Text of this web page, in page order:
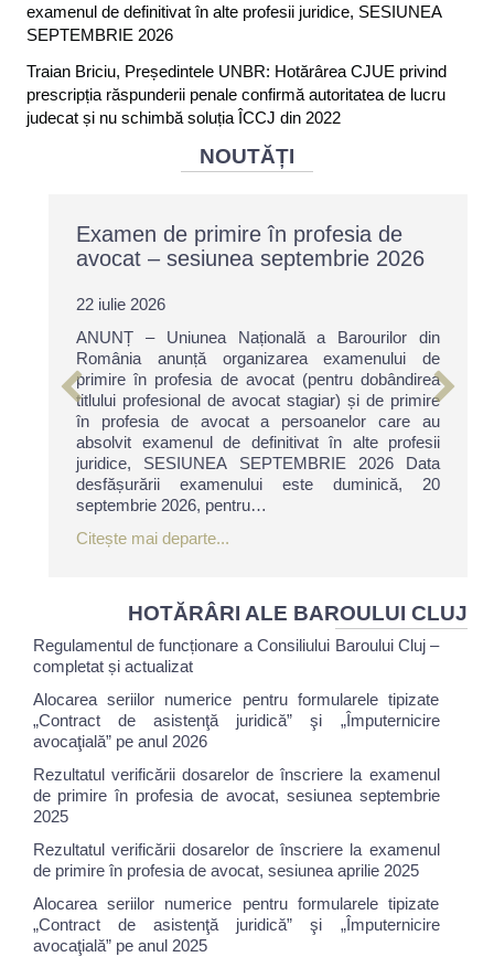
examenul de definitivat în alte profesii juridice, SESIUNEA
SEPTEMBRIE 2026
Traian Briciu, Președintele UNBR: Hotărârea CJUE privind
prescripția răspunderii penale confirmă autoritatea de lucru
judecat și nu schimbă soluția ÎCCJ din 2022
NOUTĂȚI
Examen de primire în profesia de
avocat – sesiunea septembrie 2026
22 iulie 2026
ANUNȚ – Uniunea Națională a Barourilor din
România anunță organizarea examenului de
primire în profesia de avocat (pentru dobândirea
titlului profesional de avocat stagiar) și de primire
în profesia de avocat a persoanelor care au
absolvit examenul de definitivat în alte profesii
juridice, SESIUNEA SEPTEMBRIE 2026 Data
desfășurării examenului este duminică, 20
septembrie 2026, pentru…
Citește mai departe...
HOTĂRÂRI ALE BAROULUI CLUJ
Regulamentul de funcționare a Consiliului Baroului Cluj –
completat și actualizat
Alocarea seriilor numerice pentru formularele tipizate
„Contract de asistenţă juridică” şi „Împuternicire
avocaţială” pe anul 2026
Rezultatul verificării dosarelor de înscriere la examenul
de primire în profesia de avocat, sesiunea septembrie
2025
Rezultatul verificării dosarelor de înscriere la examenul
de primire în profesia de avocat, sesiunea aprilie 2025
Alocarea seriilor numerice pentru formularele tipizate
„Contract de asistenţă juridică” şi „Împuternicire
avocaţială” pe anul 2025